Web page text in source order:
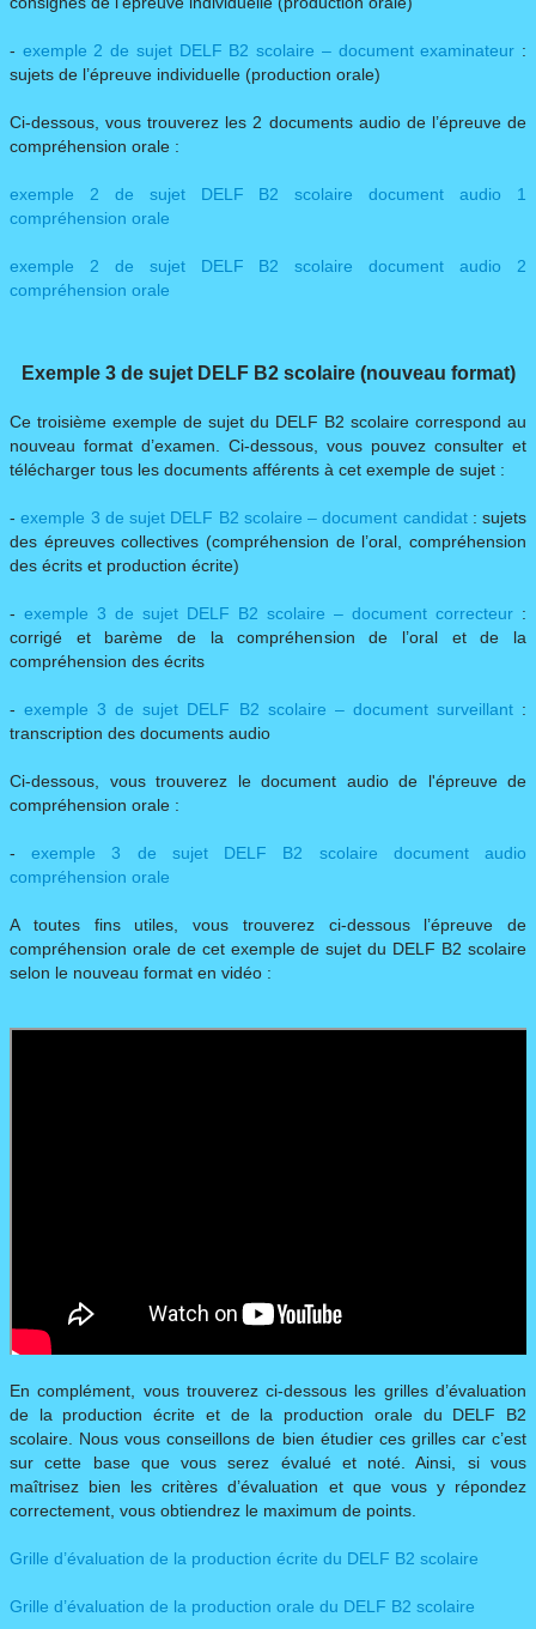
- exemple 2 de sujet DELF B2 scolaire – document examinateur :
sujets de l’épreuve individuelle (production orale)
Ci-dessous, vous trouverez les 2 documents audio de l’épreuve de
compréhension orale :
exemple 2 de sujet DELF B2 scolaire document audio 1
compréhension orale
exemple 2 de sujet DELF B2 scolaire document audio 2
compréhension orale
Exemple 3 de sujet DELF B2 scolaire (nouveau format)
Ce troisième exemple de sujet du DELF B2 scolaire correspond au
nouveau format d’examen. Ci-dessous, vous pouvez consulter et
télécharger tous les documents afférents à cet exemple de sujet :
-exemple 3 de sujet DELF B2 scolaire – document candidat: sujets
des épreuves collectives (compréhension de l’oral, compréhension
des écrits et production écrite)
- exemple 3 de sujet DELF B2 scolaire – document correcteur :
corrigé et barème de la compréhension de l’oral et de la
compréhension des écrits
-exemple 3 de sujet DELF B2 scolaire – document surveillant:
transcription des documents audio
Ci-dessous, vous trouverez le document audio de l'épreuve de
compréhension orale :
-exemple 3 de sujet DELF B2 scolaire document audio
compréhension orale
A toutes fins utiles, vous trouverez ci-dessous l’épreuve de
compréhension orale de cet exemple de sujet du DELF B2 scolaire
selon le nouveau format en vidéo :
​En complément, vous trouverez ci-dessous les grilles d’évaluation
de la production écrite et de la production orale du DELF B2
scolaire. Nous vous conseillons de bien étudier ces grilles car c’est
sur cette base que vous serez évalué et noté. Ainsi, si vous
maîtrisez bien les critères d’évaluation et que vous y répondez
correctement, vous obtiendrez le maximum de points.
Grille d’évaluation de la production écrite du DELF B2 scolaire​
​Grille d’évaluation de la production orale du DELF B2 scolaire